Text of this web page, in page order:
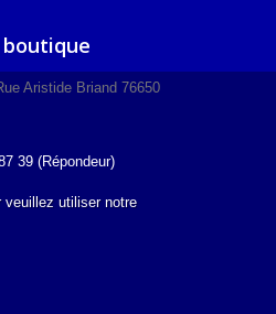
Aristide Briand 76650
39 (Répondeur)
veuillez utiliser notre